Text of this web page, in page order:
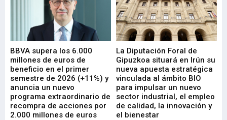
BBVA supera los 6.000
millones de euros de
beneficio en el primer
semestre de 2026 (+11%) y
anuncia un nuevo
programa extraordinario de
recompra de acciones por
2.000 millones de euros
La Diputación Foral de
Gipuzkoa situará en Irún su
nueva apuesta estratégica
vinculada al ámbito BIO
para impulsar un nuevo
sector industrial, el empleo
de calidad, la innovación y
el bienestar